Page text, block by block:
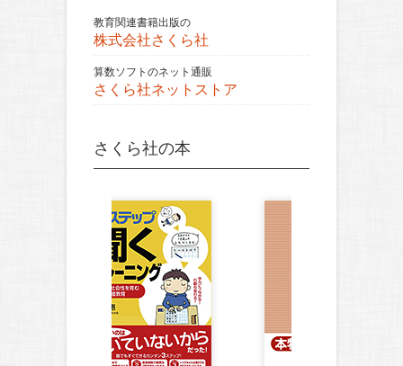
教育関連書籍出版の
株式会社さくら社
算数ソフトのネット通販
さくら社ネットストア
さくら社の本